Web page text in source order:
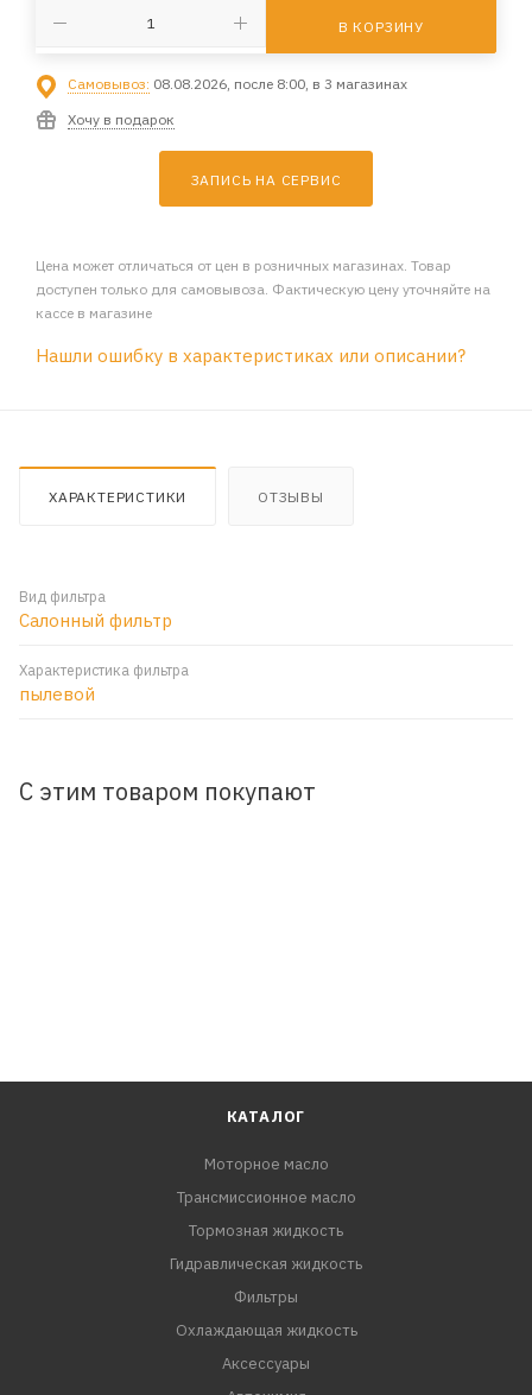
В КОРЗИНУ
Самовывоз: 08.08.2026, после 8:00, в 3 магазинах
Хочу в подарок
ЗАПИСЬ НА СЕРВИС
Цена может отличаться от цен в розничных магазинах. Товар
доступен только для самовывоза. Фактическую цену уточняйте на
кассе в магазине
Нашли ошибку в характеристиках или описании?
ХАРАКТЕРИСТИКИ ОТЗЫВЫ
Вид фильтра
Салонный фильтр
Характеристика фильтра
пылевой
С этим товаром покупают
КАТАЛОГ
Моторное масло
Трансмиссионное масло
Тормозная жидкость
Гидравлическая жидкость
Фильтры
Охлаждающая жидкость
Аксессуары